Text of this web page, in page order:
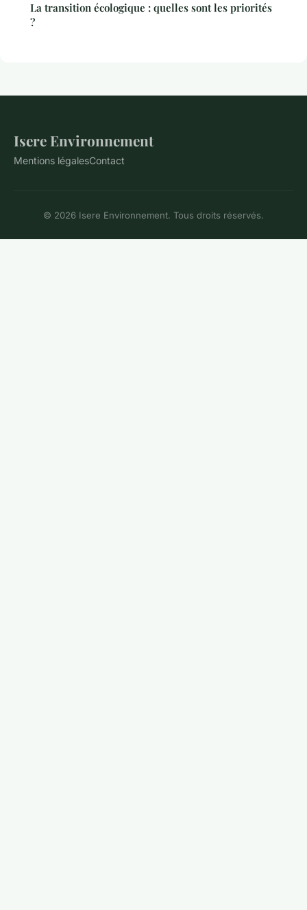
La transition écologique : quelles sont les priorités
?
Isere Environnement
Mentions légalesContact
© 2026 Isere Environnement. Tous droits réservés.